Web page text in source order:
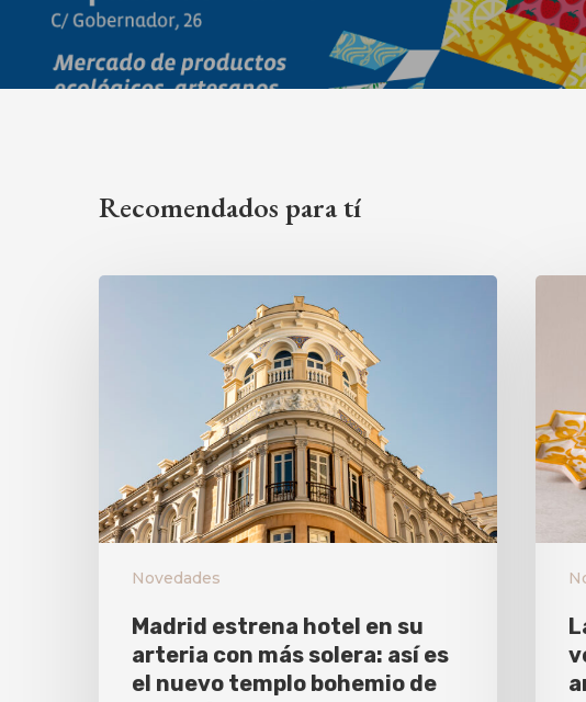
Recomendados para tí
Novedades
Madrid estrena hotel en su
arteria con más solera: así es
el nuevo templo bohemio de